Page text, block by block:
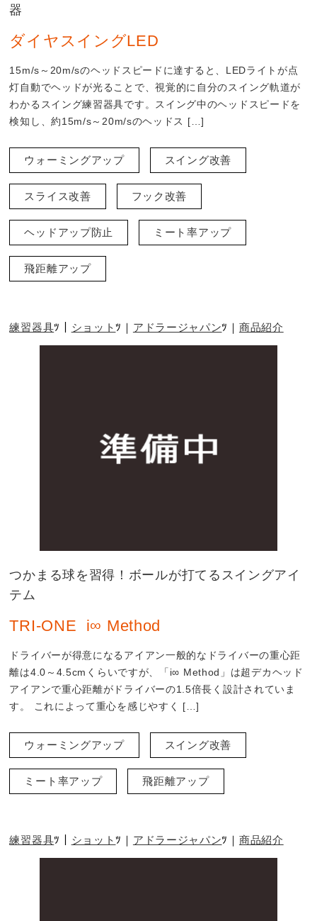
器
ダイヤスイングLED
15m/s～20m/sのヘッドスピードに達すると、LEDライトが点
灯自動でヘッドが光ることで、視覚的に自分のスイング軌道が
わかるスイング練習器具です。スイング中のヘッドスピードを
検知し、約15m/s～20m/sのヘッドス […]
ウォーミングアップ スイング改善
スライス改善 フック改善
ヘッドアップ防止 ミート率アップ
飛距離アップ
練習器具 ショット アドラージャパン 商品紹介
つかまる球を習得！ボールが打てるスイングアイ
テム
TRI-ONE i∞ Method
ドライバーが得意になるアイアン一般的なドライバーの重心距
離は4.0～4.5cmくらいですが、「i∞ Method」は超デカヘッド
アイアンで重心距離がドライバーの1.5倍長く設計されていま
す。 これによって重心を感じやすく […]
ウォーミングアップ スイング改善
ミート率アップ 飛距離アップ
練習器具 ショット アドラージャパン 商品紹介